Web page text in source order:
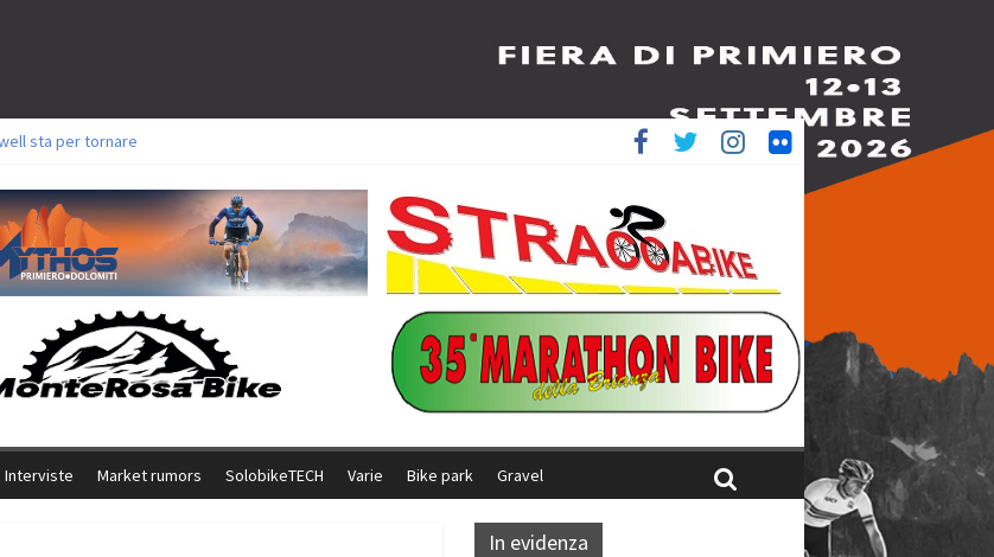
sta per tornare
Grossmann e Gallis. Signorelli 5^ la migliore tra gli italiani
l’ultima sfida agonistica di una leggendaria storia
firma il secondo argento azzurro a Monteceneri
Interviste Market rumors SolobikeTECH Varie Bike park Gravel
In evidenza